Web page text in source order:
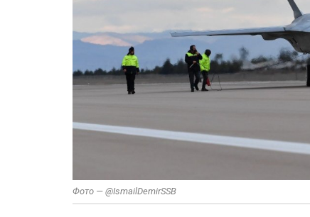
Фото — @IsmailDemirSSB